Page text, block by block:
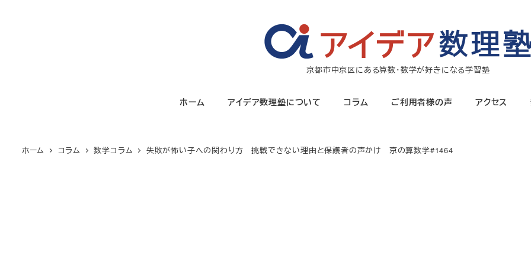
京都市中京区にある算数・数学が好きになる学習塾
ホーム アイデア数理塾について コラム ご利用者様の声 アクセス
ホーム コラム 数学コラム 失敗が怖い子への関わり方 挑戦できない理由と保護者の声かけ 京の算数学#1464